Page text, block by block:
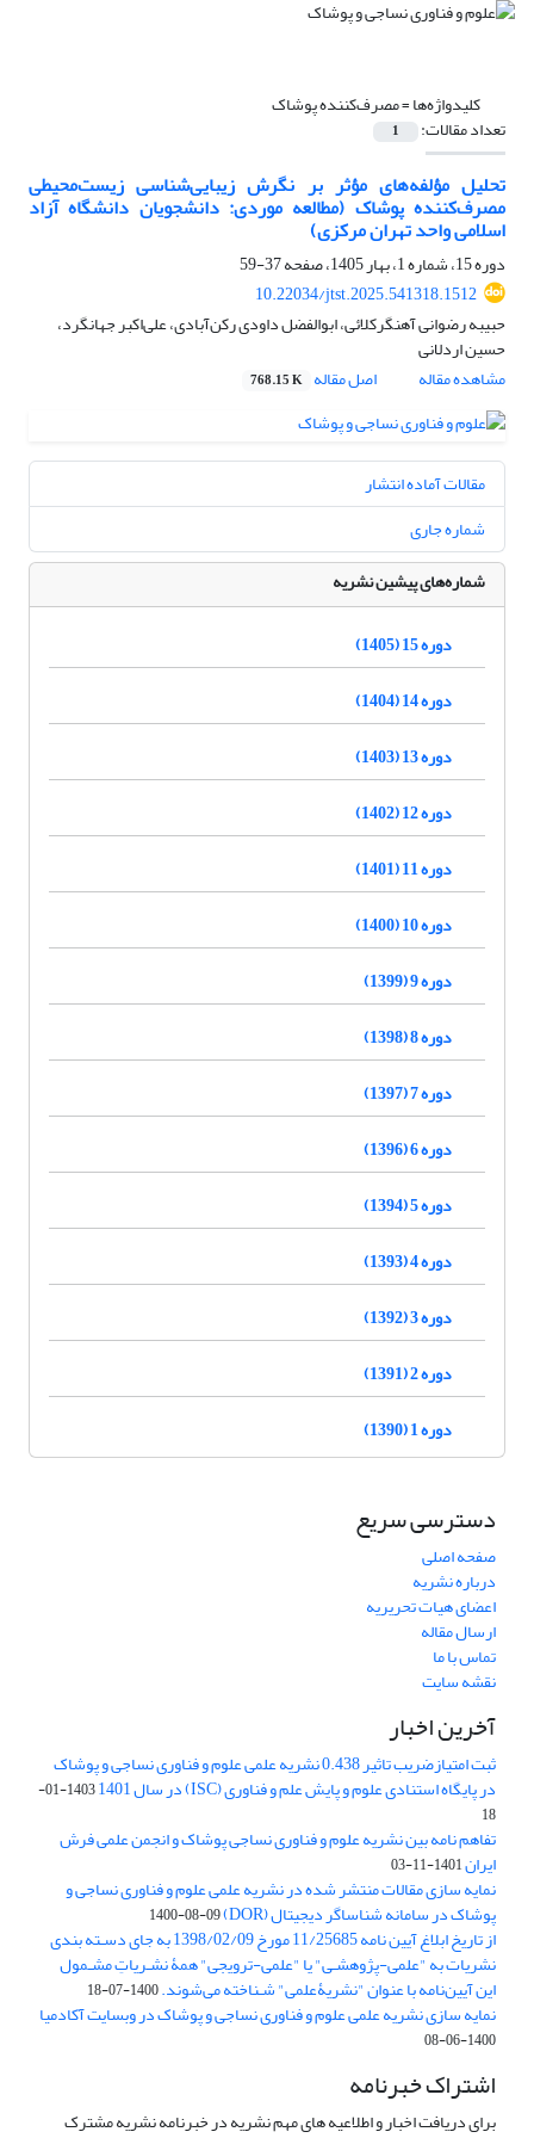
کلیدواژه‌ها =مصرف‌کننده پوشاک
تعداد مقالات: 1
تحلیل مؤلفه‌های مؤثر بر نگرش زیبایی‌شناسی زیست‌محیطی
مصرف‌کننده پوشاک (مطالعه موردی: دانشجویان دانشگاه آزاد
اسلامی واحد تهران مرکزی)
دوره 15، شماره 1، بهار 1405، صفحه
37-59
10.22034/jtst.2025.541318.1512
حبیبه رضوانی آهنگرکلائی، ابوالفضل داودی رکن‌آبادی، علی‌اکبر جهانگرد،
حسین اردلانی
مشاهده مقاله
اصل مقاله 768.15 K
مقالات آماده انتشار
شماره جاری
شماره‌های پیشین نشریه
دوره 15 (1405)
دوره 14 (1404)
دوره 13 (1403)
دوره 12 (1402)
دوره 11 (1401)
دوره 10 (1400)
دوره 9 (1399)
دوره 8 (1398)
دوره 7 (1397)
دوره 6 (1396)
دوره 5 (1394)
دوره 4 (1393)
دوره 3 (1392)
دوره 2 (1391)
دوره 1 (1390)
دسترسی سریع
صفحه اصلی
درباره نشریه
اعضای هیات تحریریه
ارسال مقاله
تماس با ما
نقشه سایت
آخرین اخبار
ثبت امتیازضریب تاثیر 0.438 نشریه علمی علوم و فناوری نساجی و پوشاک
در پایگاه استنادی علوم و پایش علم و فناوری (ISC) در سال 1401
1403-01-
18
تفاهم نامه بین نشریه علوم و فناوری نساجی پوشاک و انجمن علمی فرش
ایران1401-11-03
نمایه سازی مقالات منتشر شده در نشریه علمی علوم و فناوری نساجی و
پوشاک در سامانه شناساگر دیجیتال (DOR) 1400-08-09
از تاریخ ابلاغ آیین نامه 11/25685 مورخ 1398/02/09 به جای دسـته بندی
نشریات به "علمی-پژوهشـی" یا "علمی-ترویجی" همۀ نشـریاتِ مشـمول
این آیین‌نامه با عنوان "نشریۀعلمی" شـناخته می‌شوند.1400-07-18
نمایه سازی نشریه علمی علوم و فناوری نساجی و پوشاک در وبسایت آکادمیا
1400-06-08
اشتراک خبرنامه
برای دریافت اخبار و اطلاعیه های مهم نشریه در خبرنامه نشریه مشترک